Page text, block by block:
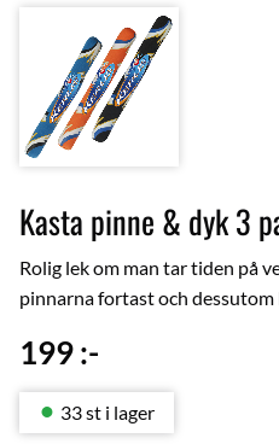
Kasta pinne & dyk 3
Rolig lek om man tar tiden på
pinnarna fortast och
199:-
33 st i lager